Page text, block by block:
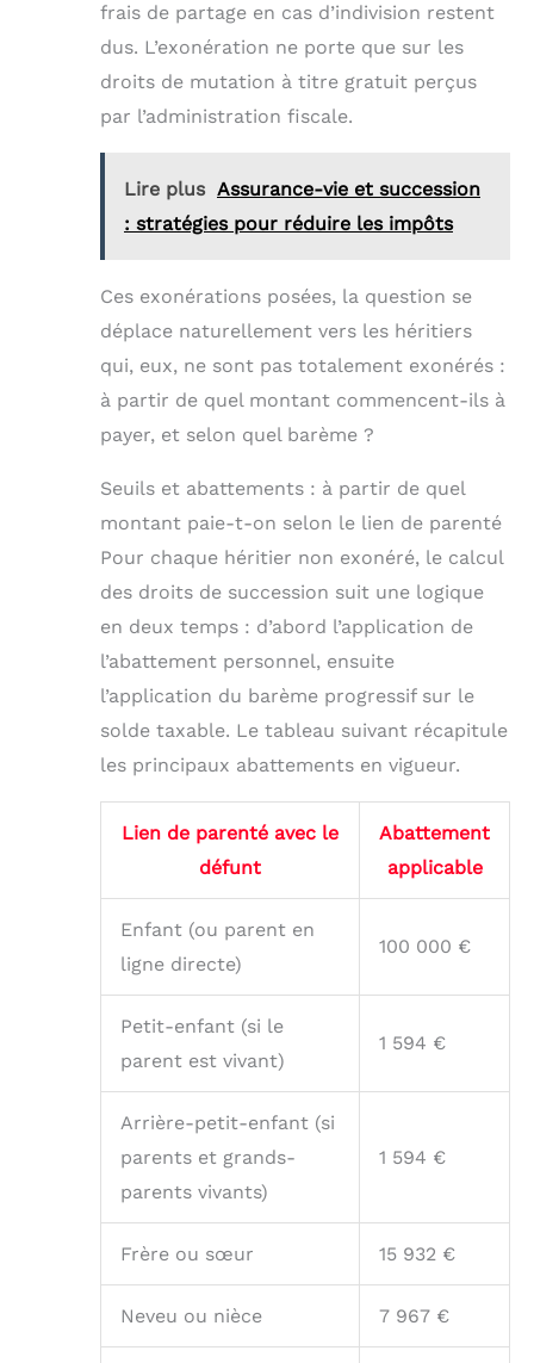
frais de partage en cas d’indivision restent
dus. L’exonération ne porte que sur les
droits de mutation à titre gratuit perçus
par l’administration fiscale.
Lire plus Assurance-vie et succession
: stratégies pour réduire les impôts
Ces exonérations posées, la question se
déplace naturellement vers les héritiers
qui, eux, ne sont pas totalement exonérés :
à partir de quel montant commencent-ils à
payer, et selon quel barème ?
Seuils et abattements : à partir de quel
montant paie-t-on selon le lien de parenté
Pour chaque héritier non exonéré, le calcul
des droits de succession suit une logique
en deux temps : d’abord l’application de
l’abattement personnel, ensuite
l’application du barème progressif sur le
solde taxable. Le tableau suivant récapitule
les principaux abattements en vigueur.
Lien de parenté avec le
défunt
Abattement
applicable
Enfant (ou parent en
ligne directe)
100 000 €
Petit-enfant (si le
parent est vivant)
1 594 €
Arrière-petit-enfant (si
parents et grands-
parents vivants)
1 594 €
Frère ou sœur 15 932 €
Neveu ou nièce 7 967 €